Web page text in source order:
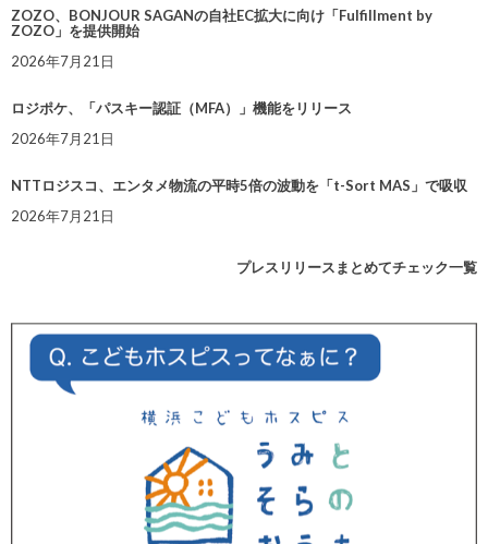
ZOZO、BONJOUR SAGANの自社EC拡大に向け「Fulfillment by
ZOZO」を提供開始
2026年7月21日
ロジポケ、「パスキー認証（MFA）」機能をリリース
2026年7月21日
NTTロジスコ、エンタメ物流の平時5倍の波動を「t-Sort MAS」で吸収
2026年7月21日
プレスリリースまとめてチェック一覧